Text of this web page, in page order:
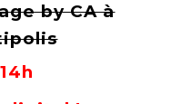
by CA à